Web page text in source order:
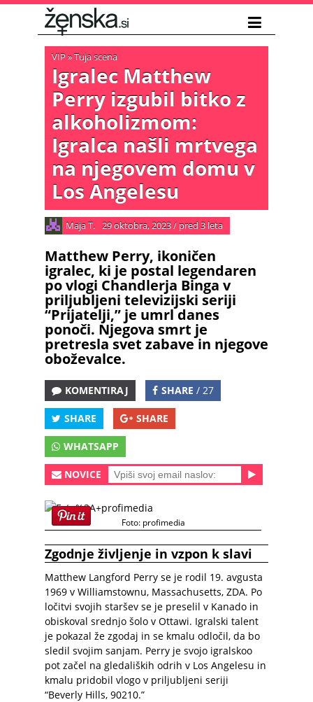
VIP»Tuja scena
Igralec Matthew
Perry izgubil bitko z
alkoholizmom:
Igralca našli mrtvega
na njegovem domu v
Los Angelesu
Maja T. 29 oktobra, 2023/ pred 3 leta
Matthew Perry, ikoničen
igralec, ki je postal legendaren
po vlogi Chandlerja Binga v
priljubljeni televizijski seriji
“Prijatelji,” je umrl danes
ponoči. Njegova smrt je
pretresla svet zabave in njegove
oboževalce.
KOMENTIRAJ SHARE / 27
SHARE SHARE
WHATSAPP
NOVICE
Foto: profimedia
Zgodnje življenje in vzpon k slavi
Matthew Langford Perry se je rodil 19. avgusta
1969 v Williamstownu, Massachusetts, ZDA. Po
ločitvi svojih staršev se je preselil v Kanado in
obiskoval srednjo šolo v Ottawi. Igralski talent
je pokazal že zgodaj in se kmalu odločil, da bo
sledil svojim sanjam. Perry je svojo igralskoo
pot začel na gledaliških odrih v Los Angelesu in
kmalu pridobil vlogo v priljubljeni seriji
“Beverly Hills, 90210.”